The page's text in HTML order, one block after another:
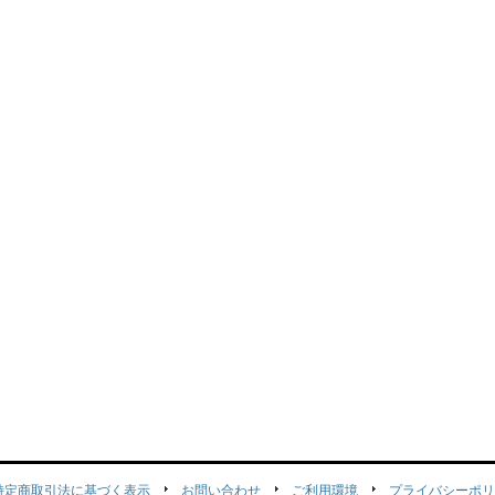
定商取引法に基づく表示 お問い合わせ ご利用環境 プライバシーポ